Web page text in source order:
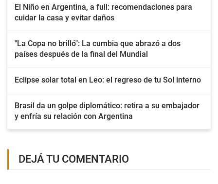
El Niño en Argentina, a full: recomendaciones para
cuidar la casa y evitar daños
"La Copa no brilló": La cumbia que abrazó a dos
países después de la final del Mundial
Eclipse solar total en Leo: el regreso de tu Sol interno
Brasil da un golpe diplomático: retira a su embajador
y enfría su relación con Argentina
DEJÁ TU COMENTARIO